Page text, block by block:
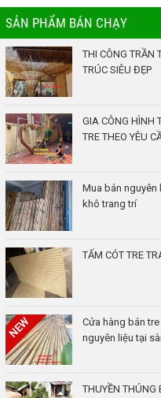
SẢN PHẨM BÁN CHẠY
THI CÔNG TRẦN
TRÚC SIÊU ĐẸP
GIA CÔNG HÌNH
TRE THEO YÊU
Mua bán nguyên
khô trang trí
TẤM CÓT TRE
Cửa hàng bán
nguyên liệu tại
THUYỀN THÚNG